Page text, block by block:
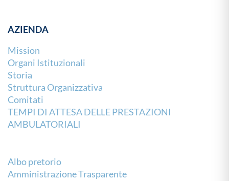
AZIENDA
Mission
Organi Istituzionali
Storia
Struttura Organizzativa
Comitati
TEMPI DI ATTESA DELLE PRESTAZIONI
AMBULATORIALI
Albo pretorio
Amministrazione Trasparente